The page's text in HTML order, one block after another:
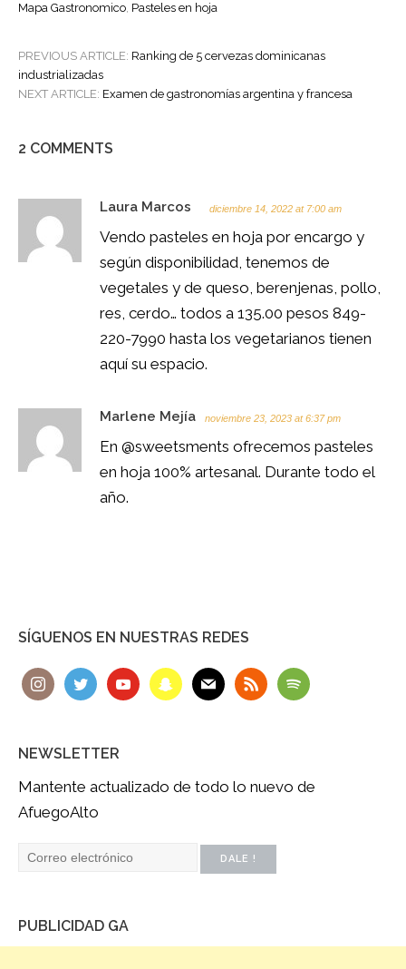
Mapa Gastronomico, Pasteles en hoja
POST
NAVIGATION
PREVIOUS ARTICLE: Ranking de 5 cervezas dominicanas
industrializadas
NEXT ARTICLE: Examen de gastronomías argentina y francesa
2 COMMENTS
Laura Marcos diciembre 14, 2022 at 7:00 am
Vendo pasteles en hoja por encargo y
según disponibilidad, tenemos de
vegetales y de queso, berenjenas, pollo,
res, cerdo… todos a 135.00 pesos 849-
220-7990 hasta los vegetarianos tienen
aquí su espacio.
Marlene Mejía noviembre 23, 2023 at 6:37 pm
En @sweetsments ofrecemos pasteles
en hoja 100% artesanal. Durante todo el
año.
SÍGUENOS EN NUESTRAS REDES
NEWSLETTER
Mantente actualizado de todo lo nuevo de
AfuegoAlto
PUBLICIDAD GA